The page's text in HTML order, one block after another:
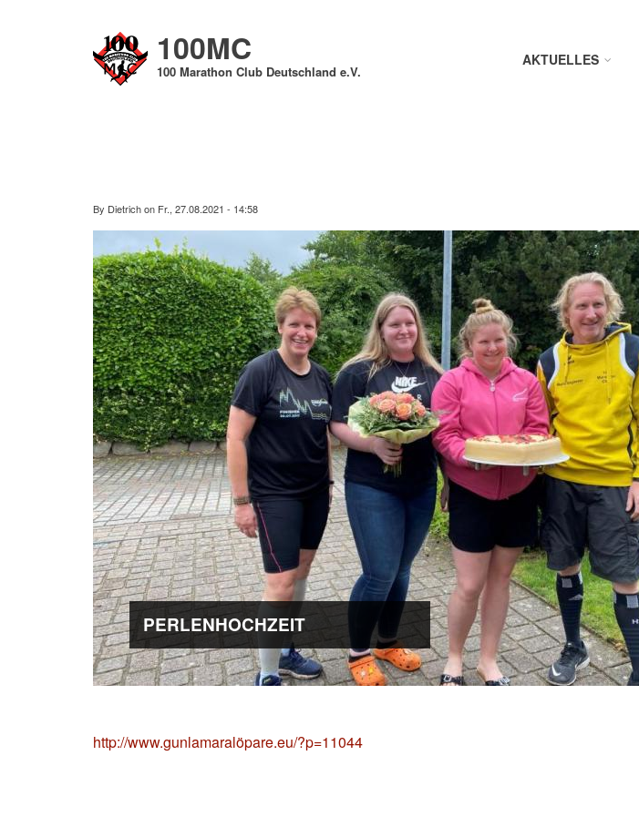
100MC
100 Marathon Club Deutschland e.V.
AKTUELLES
By Dietrichon Fr., 27.08.2021 - 14:58
PERLENHOCHZEIT
http://www.gunlamaralöpare.eu/?p=11044